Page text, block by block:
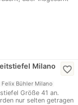
Milano
Felix Bühler Milano
Größe 41 an.
nur selten getragen
favorite_border